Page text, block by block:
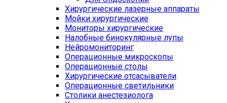
Хирургические лазерные аппараты
Мойки хирургические
Мониторы хирургические
Налобные бинокулярные лупы
Нейромониторинг
Операционные микроскопы
Операционные столы
Хирургические отсасыватели
Операционные светильники
Столики анестезиолога